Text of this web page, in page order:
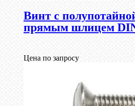
Винт с
прямым шлицем
Цена по запросу